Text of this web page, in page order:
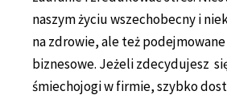
naszym życiu wszechobecny i
na zdrowie, ale też
biznesowe. Jeżeli zdecydujesz
śmiechojogi w firmie, szybko